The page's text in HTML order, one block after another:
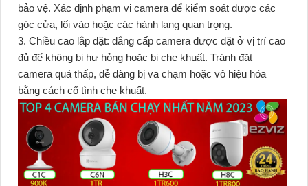
bảo vệ. Xác định phạm vi camera để kiểm soát được các
góc cửa, lối vào hoặc các hành lang quan trọng.
3. Chiều cao lắp đặt: đẳng cấp camera được đặt ở vị trí cao
đủ để không bị hư hỏng hoặc bị che khuất. Tránh đặt
camera quá thấp, dễ dàng bị va chạm hoặc vô hiệu hóa
bằng cách cố tình che khuất.